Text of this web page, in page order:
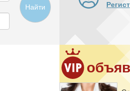
Найти